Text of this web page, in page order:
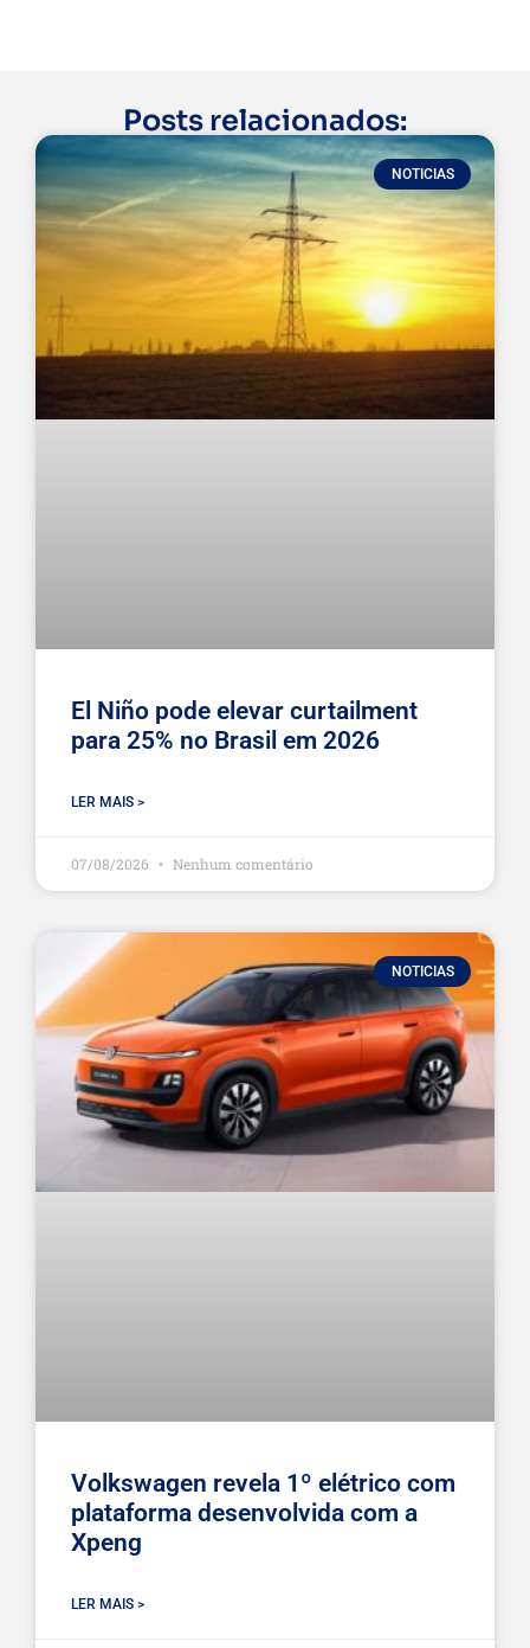
Posts relacionados:
NOTICIAS
El Niño pode elevar curtailment
para 25% no Brasil em 2026
LER MAIS >
07/08/2026 Nenhum comentário
NOTICIAS
Volkswagen revela 1º elétrico com
plataforma desenvolvida com a
Xpeng
LER MAIS >